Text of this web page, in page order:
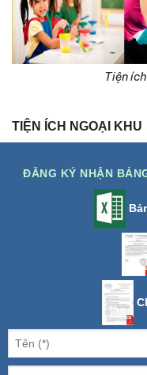
Tiện
TIỆN ÍCH NGOẠI KHU
ĐĂNG KÝ NHẬN